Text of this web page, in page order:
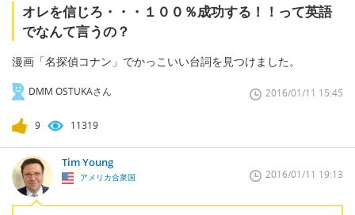
オレを信じろ・・・１００％成功する！！って英語
でなんて言うの？
漫画「名探偵コナン」でかっこいい台詞を見つけました。
DMM OSTUKAさん 2016/01/11 15:45
9 11319
Tim Young
アメリカ合衆国 2016/01/11 19:13